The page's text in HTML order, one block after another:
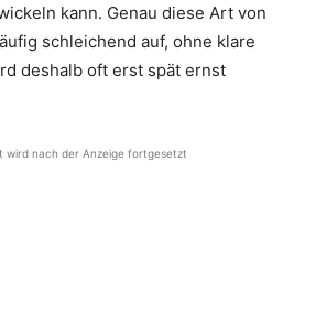
kann. Genau diese Art von
schleichend auf, ohne klare
deshalb oft erst spät ernst
wird nach der Anzeige fortgesetzt